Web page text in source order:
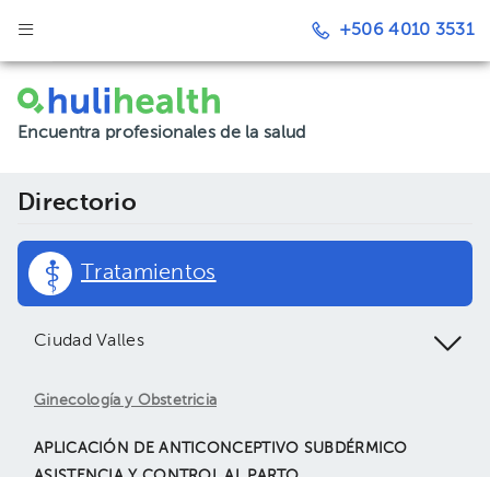
+506 4010 3531
Encuentra profesionales de la salud
Directorio
Tratamientos
Ciudad Valles
Ginecología y Obstetricia
APLICACIÓN DE ANTICONCEPTIVO SUBDÉRMICO